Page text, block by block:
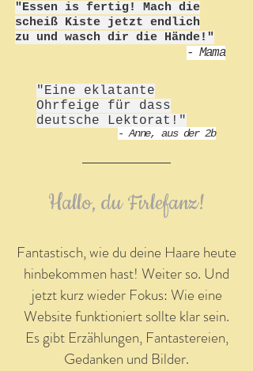
Fantastisch, wie du deine Haare heute
hinbekommen hast! Weiter so. Und
jetzt kurz wieder Fokus: Wie eine
Website funktioniert sollte klar sein.
Es gibt Erzählungen, Fantastereien,
Gedanken und Bilder.
Hallo, du Firlefanz!
"Eine eklatante
Ohrfeige für dass
deutsche Lektorat!"
- Anne, aus der 2b
"Essen is fertig! Mach die
scheiß Kiste jetzt endlich
zu und wasch dir die Hände!"
- Mama